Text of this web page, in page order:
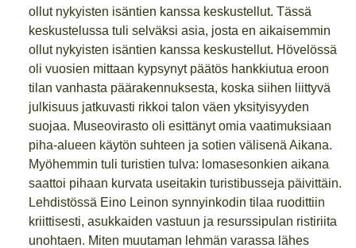
ollut nykyisten isäntien kanssa keskustellut. Tässä
keskustelussa tuli selväksi asia, josta en aikaisemmin
ollut nykyisten isäntien kanssa keskustellut. Hövelössä
oli vuosien mittaan kypsynyt päätös hankkiutua eroon
tilan vanhasta päärakennuksesta, koska siihen liittyvä
julkisuus jatkuvasti rikkoi talon väen yksityisyyden
suojaa. Museovirasto oli esittänyt omia vaatimuksiaan
piha-alueen käytön suhteen ja sotien välisenä Aikana.
Myöhemmin tuli turistien tulva: lomasesonkien aikana
saattoi pihaan kurvata useitakin turistibusseja päivittäin.
Lehdistössä Eino Leinon synnyinkodin tilaa ruodittiin
kriittisesti, asukkaiden vastuun ja resurssipulan ristiriita
unohtaen. Miten muutaman lehmän varassa lähes